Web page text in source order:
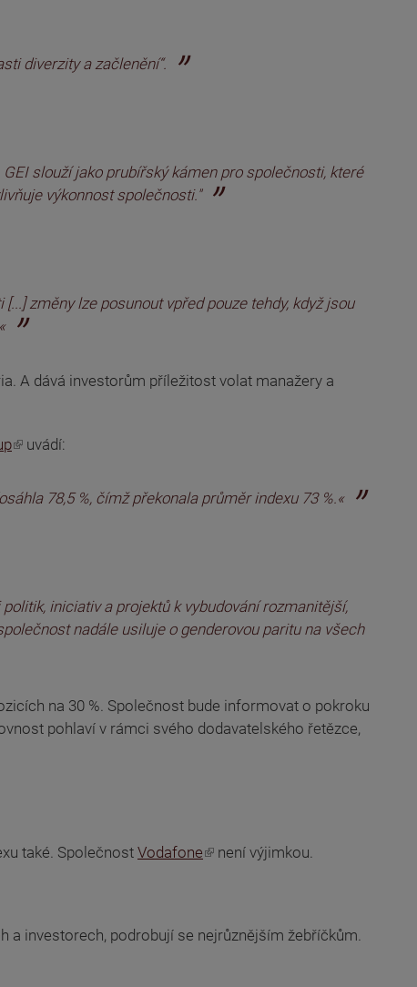
diverzity a začlenění“.
slouží jako prubířský kámen pro společnosti, které
výkonnost společnosti."
změny lze posunout vpřed pouze tehdy, když jsou
A dává investorům příležitost volat manažery a
uvádí:
78,5 %, čímž překonala průměr indexu 73 %.«
iniciativ a projektů k vybudování rozmanitější,
nadále usiluje o genderovou paritu na všech
na 30 %. Společnost bude informovat o pokroku
pohlaví v rámci svého dodavatelského řetězce,
také. SpolečnostVodafone není výjimkou.
a investorech, podrobují se nejrůznějším žebříčkům.